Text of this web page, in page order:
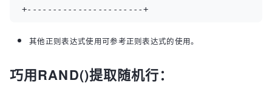
+-----------------------+
其他正则表达式使用可参考正则表达式的使用。
巧用RAND()提取随机行：